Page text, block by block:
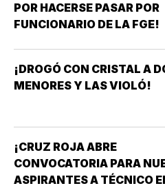
POR HACERSE PASAR POR
FUNCIONARIO DE LA FGE!
¡DROGÓ CON CRISTAL A
MENORES Y LAS VIOLÓ!
¡CRUZ ROJA ABRE
CONVOCATORIA PARA
ASPIRANTES A TÉCNICO